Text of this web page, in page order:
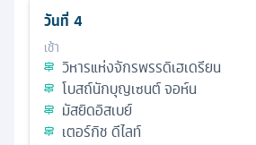
วันที่ 4
เช้า
วิหารแห่งจักรพรรดิเฮเดรียน
โบสถ์นักบุญเซนต์ จอห์น
มัสยิดอิสเบย์
เตอร์กิช ดีไลท์